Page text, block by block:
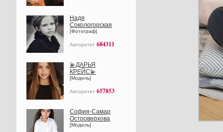
Надя
Сокологорская
[Фотограф]
Авторитет 684311
💫ДАРЬЯ
КРЕЙС💫
[Модель]
Авторитет 657853
София-Самар
Островерхова
[Модель]